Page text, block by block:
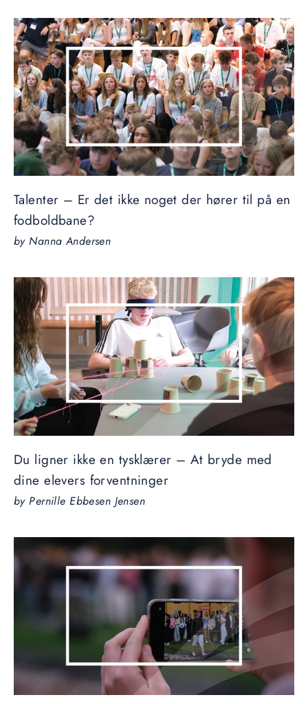
Talenter – Er det ikke noget der hører til på en
fodboldbane?
by Nanna Andersen
Du ligner ikke en tysklærer – At bryde med
dine elevers forventninger
by Pernille Ebbesen Jensen